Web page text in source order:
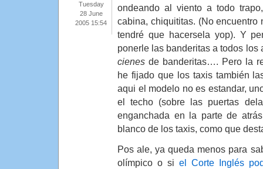
Tuesday
28 June
2005 15:54
ondeando al viento a todo
cabina, chiquititas. (No encuentro
tendré que hacersela yop). Y
ponerle las banderitas a todos los
cienes de banderitas…. Pero la
he fijado que los taxis también
aqui el modelo no es estandar,
el techo (sobre las puertas
enganchada en la parte de
blanco de los taxis, como que
Pos ale, ya queda menos para
olímpico o si el Corte Inglés